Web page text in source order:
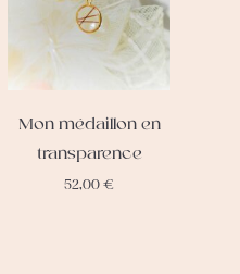
Mon médaillon en
transparence
52,00€